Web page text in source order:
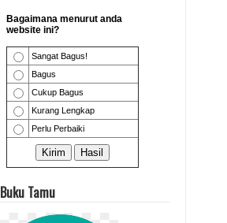
Buku Tamu